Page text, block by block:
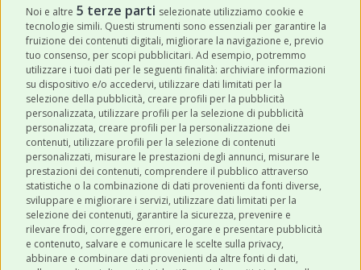
Noi e altre 5 terze parti selezionate utilizziamo cookie e
tecnologie simili. Questi strumenti sono essenziali per garantire la
fruizione dei contenuti digitali, migliorare la navigazione e, previo
tuo consenso, per scopi pubblicitari. Ad esempio, potremmo
utilizzare i tuoi dati per le seguenti finalità: archiviare informazioni
su dispositivo e/o accedervi, utilizzare dati limitati per la
selezione della pubblicità, creare profili per la pubblicità
personalizzata, utilizzare profili per la selezione di pubblicità
personalizzata, creare profili per la personalizzazione dei
contenuti, utilizzare profili per la selezione di contenuti
personalizzati, misurare le prestazioni degli annunci, misurare le
prestazioni dei contenuti, comprendere il pubblico attraverso
statistiche o la combinazione di dati provenienti da fonti diverse,
sviluppare e migliorare i servizi, utilizzare dati limitati per la
selezione dei contenuti, garantire la sicurezza, prevenire e
rilevare frodi, correggere errori, erogare e presentare pubblicità
e contenuto, salvare e comunicare le scelte sulla privacy,
abbinare e combinare dati provenienti da altre fonti di dati,
Acconsento a ricevere newsletter,
aggiornamenti e offerte promozionali da
Robinson Pet Shop tramite email.*
ULTIMI POST
CATEGORIE